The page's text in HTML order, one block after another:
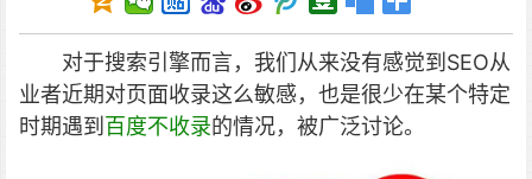
对于搜索引擎而言，我们从来没有感觉到SEO从
业者近期对页面收录这么敏感，也是很少在某个特定
时期遇到 百度不收录的情况，被广泛讨论。